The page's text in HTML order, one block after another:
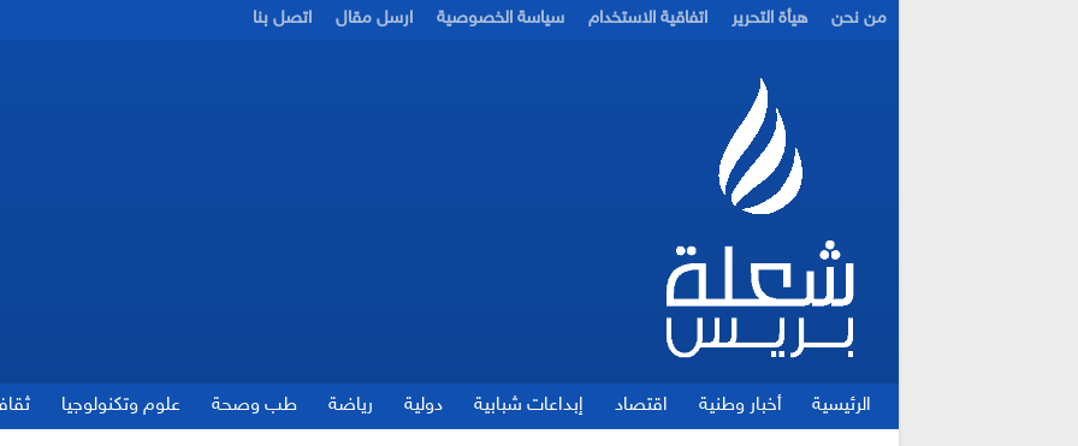
من نحن هيأة التحرير اتفاقية الاستخدام سياسة الخصوصية ارسل مقال اتصل بنا
الرئيسية أخبار وطنية اقتصاد إبداعات شبابية دولية رياضة طب وصحة علوم وتكنولوجيا